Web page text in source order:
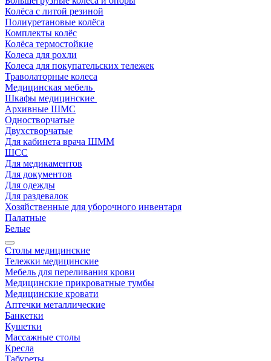
Колёса с литой резиной
Полиуретановые колёса
Комплекты колёс
Колёса термостойкие
Колеса для рохли
Колеса для покупательских тележек
Траволаторные колеса
Медицинская мебель
Шкафы медицинские
Архивные ШМС
Одностворчатые
Двухстворчатые
Для кабинета врача ШММ
ШСС
Для медикаментов
Для документов
Для одежды
Для раздевалок
Хозяйственные для уборочного инвентаря
Палатные
Белые
Столы медицинские
Тележки медицинские
Мебель для переливания крови
Медицинские прикроватные тумбы
Медицинские кровати
Аптечки металлические
Банкетки
Кушетки
Массажные столы
Кресла
Табуреты